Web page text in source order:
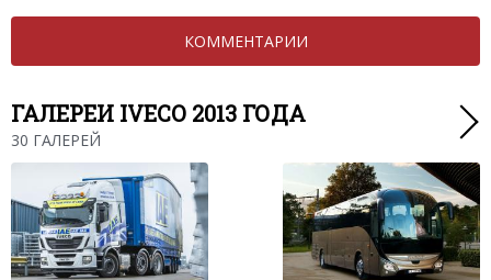
КОММЕНТАРИИ
ГАЛЕРЕИ IVECO 2013 ГОДА
30 ГАЛЕРЕЙ